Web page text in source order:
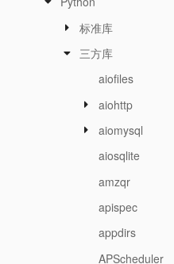
标准库
三方库
aiofiles
aiohttp
aiomysql
aiosqlite
amzqr
apispec
appdirs
APScheduler